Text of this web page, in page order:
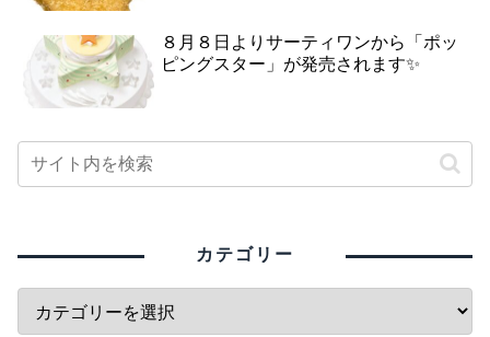
８月８日よりサーティワンから「ポッ
ピングスター」が発売されます✨
カテゴリー